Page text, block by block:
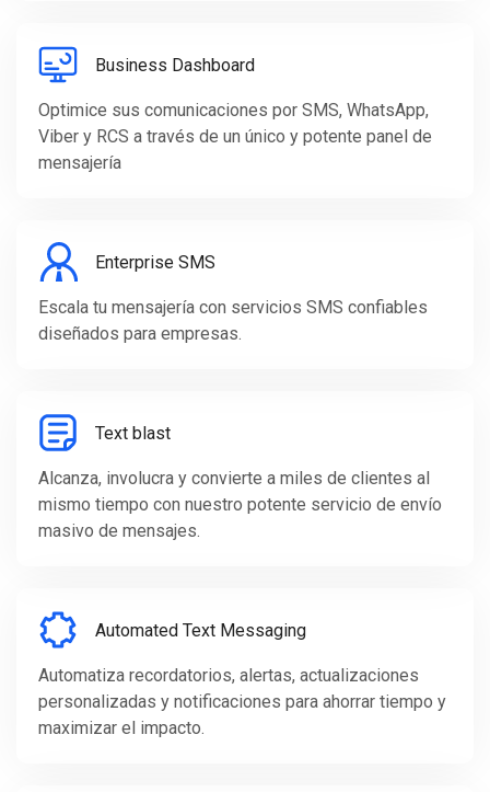
Business Dashboard
Optimice sus comunicaciones por SMS, WhatsApp,
Viber y RCS a través de un único y potente panel de
mensajería
Enterprise SMS
Escala tu mensajería con servicios SMS confiables
diseñados para empresas.
Text blast
Alcanza, involucra y convierte a miles de clientes al
mismo tiempo con nuestro potente servicio de envío
masivo de mensajes.
Automated Text Messaging
Automatiza recordatorios, alertas, actualizaciones
personalizadas y notificaciones para ahorrar tiempo y
maximizar el impacto.